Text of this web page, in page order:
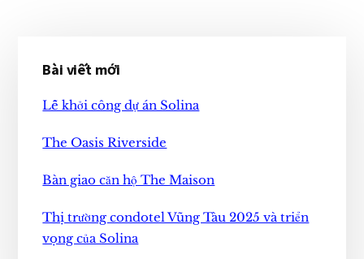
chính
Bài viết mới
Lễ khởi công dự án Solina
The Oasis Riverside
Bàn giao căn hộ The Maison
Thị trường condotel Vũng Tàu 2025 và triển
vọng của Solina